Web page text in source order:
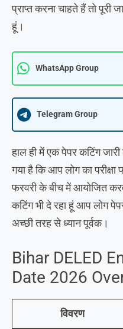
प्राप्त करना चाहते हैं तो पूरी
हूं।
WhatsApp Group
Telegram Group
हाल ही में एक पेपर कटिंग
गया है कि आप लोग का परीक्षा
फरवरी के बीच में आयोजित
कटिंग भी दे रहा हूं आप लोग
अच्छी तरह से ध्यान पूर्वक।
Bihar DELED
Date 2026
विवरण